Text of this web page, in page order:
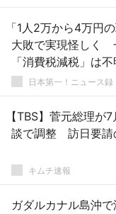
「1人2万から4万円
大敗で実現怪しく
「消費税減税」は不
日本第一！ニュース録
【TBS】菅元総理
談で調整 訪日要請
キムチ速報
ガダルカナル島沖